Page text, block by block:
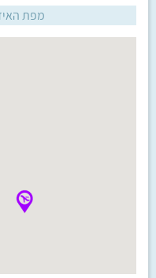
מפת